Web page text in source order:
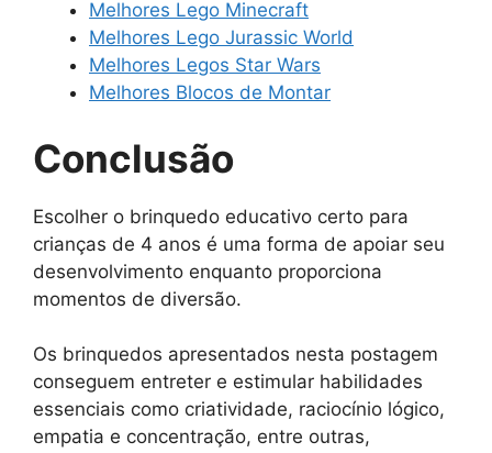
Melhores Lego Minecraft
Melhores Lego Jurassic World
Melhores Legos Star Wars
Melhores Blocos de Montar
Conclusão
Escolher o brinquedo educativo certo para
crianças de 4 anos é uma forma de apoiar seu
desenvolvimento enquanto proporciona
momentos de diversão.
Os brinquedos apresentados nesta postagem
conseguem entreter e estimular habilidades
essenciais como criatividade, raciocínio lógico,
empatia e concentração, entre outras,